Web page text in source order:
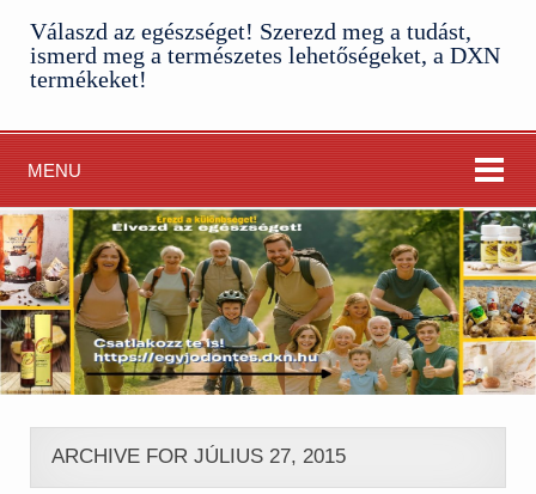
Válaszd az egészséget! Szerezd meg a tudást,
ismerd meg a természetes lehetőségeket, a DXN
termékeket!
MENU
ARCHIVE FOR JÚLIUS 27, 2015